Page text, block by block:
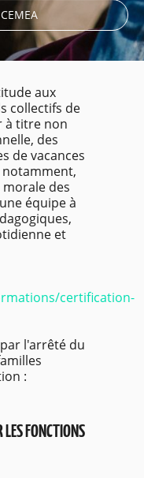
aux
collectifs de
à titre non
des
de vacances
notamment,
des
équipe à
et
certification-
l'arrêté du
:
LES FONCTIONS